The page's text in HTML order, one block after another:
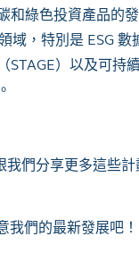
和綠色投資產品的
域，特別是 ESG 數
STAGE）以及可持
我們分享更多這些
我們的最新發展吧！